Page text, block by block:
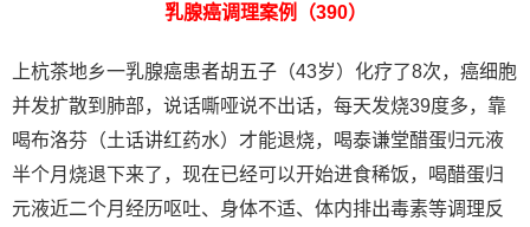
乳腺癌调理案例（390）
上杭茶地乡一乳腺癌患者胡五子（43岁）化疗了8次，癌细胞
并发扩散到肺部，说话嘶哑说不出话，每天发烧39度多，靠
喝布洛芬（土话讲红药水）才能退烧，喝泰谦堂醋蛋归元液
半个月烧退下来了，现在已经可以开始进食稀饭，喝醋蛋归
元液近二个月经历呕吐、身体不适、体内排出毒素等调理反